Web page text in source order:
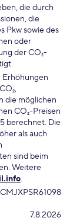
die durch
die
Pkw sowie des
oder
der CO₂-
die möglichen
CO₂-Preisen
berechnet. Die
als auch
sind beim
Weitere
.
7.8.2026